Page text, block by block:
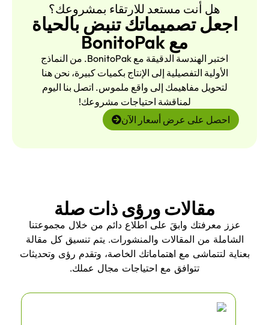
هل أنت مستعد للارتقاء بمشروعك؟
اجعل تصميماتك تنبض بالحياة
مع BonitoPak
اختبر الهندسة الدقيقة مع BonitoPak. من النماذج
الأولية التفصيلية إلى الإنتاج بكميات كبيرة، نحن هنا
لتحويل مفاهيمك إلى واقع ملموس. اتصل بنا اليوم
لمناقشة احتياجات مشروعك!
احصل على عرض أسعار الآن
مقالات ورؤى ذات صلة
عزز معرفتك وابقَ على اطلاع دائم من خلال مجموعتنا
الشاملة من المقالات والمنشورات. يتم تنسيق كل مقالة
بعناية لتتماشى مع اهتماماتك الخاصة، وتقدم رؤى وتحديثات
تتوافق مع احتياجات مجال عملك.